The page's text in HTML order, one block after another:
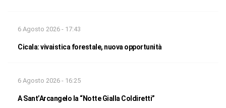
6 Agosto 2026 - 17:43
Cicala: vivaistica forestale, nuova opportunità
6 Agosto 2026 - 16:25
A Sant’Arcangelo la “Notte Gialla Coldiretti”